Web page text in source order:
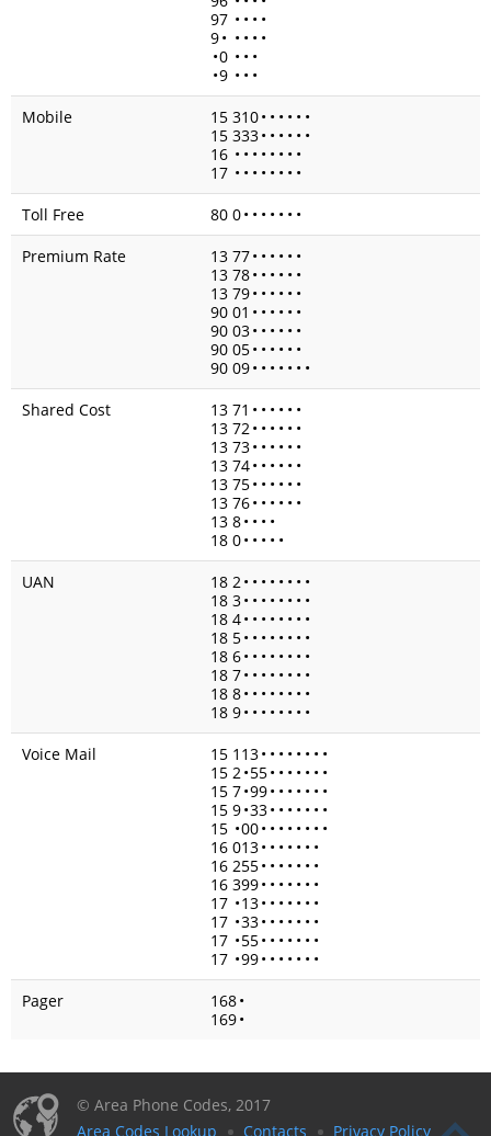
97 • • • •
9• • • • •
•0 • • •
•9 • • •
Mobile
15 310• • • • • •
15 333• • • • • •
16 • • • • • • • •
17 • • • • • • • •
Toll Free
80 0• • • • • • •
Premium Rate
13 77• • • • • •
13 78• • • • • •
13 79• • • • • •
90 01 • • • • • •
90 03• • • • • •
90 05• • • • • •
90 09• • • • • • •
Shared Cost
13 71 • • • • • •
13 72• • • • • •
13 73• • • • • •
13 74• • • • • •
13 75• • • • • •
13 76• • • • • •
13 8• • • •
18 0• • • • •
UAN
18 2• • • • • • • •
18 3• • • • • • • •
18 4• • • • • • • •
18 5• • • • • • • •
18 6• • • • • • • •
18 7• • • • • • • •
18 8• • • • • • • •
18 9• • • • • • • •
Voice Mail
15 113• • • • • • • •
15 2•55• • • • • • •
15 7•99• • • • • • •
15 9•33• • • • • • •
15 •00• • • • • • • •
16 013• • • • • • •
16 255• • • • • • •
16 399• • • • • • •
17 •13• • • • • • •
17 •33• • • • • • •
17 •55• • • • • • •
17 •99• • • • • • •
Pager
168•
169•
© Area Phone Codes, 2017
Area Codes Lookup
Contacts Privacy Policy